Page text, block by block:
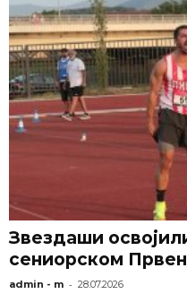
Звездаши
сениорском
admin - m - 28.07.2026